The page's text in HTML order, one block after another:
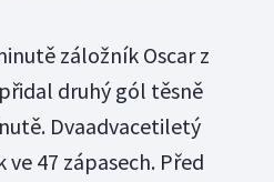
záložník Oscar z
druhý gól těsně
Dvaadvacetiletý
47 zápasech. Před